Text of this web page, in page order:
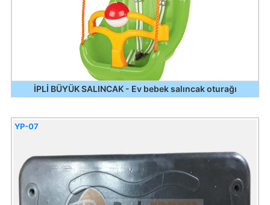
İPLİ BÜYÜK SALINCAK - Ev bebek salıncak oturağı
YP-07